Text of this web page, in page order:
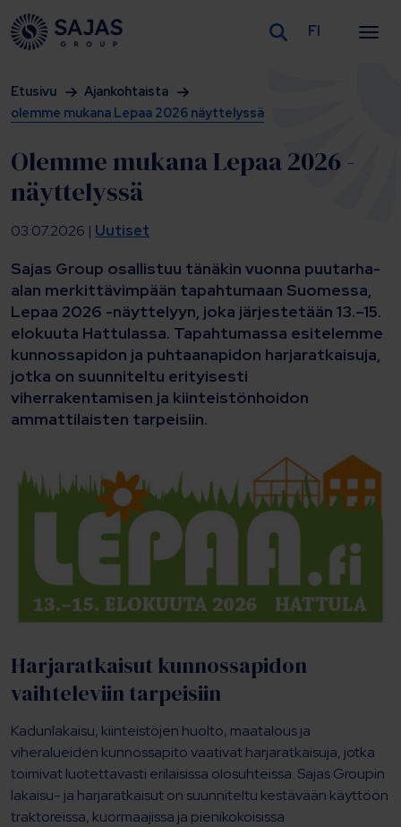
Siirry sisältöön
FI
Etusivu
Ajankohtaista
olemme mukana Lepaa 2026 näyttelyssä
Olemme mukana Lepaa 2026 -
näyttelyssä
03.07.2026 | Uutiset
Sajas Group osallistuu tänäkin vuonna puutarha-
alan merkittävimpään tapahtumaan Suomessa,
Lepaa 2026 -näyttelyyn, joka järjestetään 13.–15.
elokuuta Hattulassa. Tapahtumassa esitelemme
kunnossapidon ja puhtaanapidon harjaratkaisuja,
jotka on suunniteltu erityisesti
viherrakentamisen ja kiinteistönhoidon
ammattilaisten tarpeisiin.
Harjaratkaisut kunnossapidon
vaihteleviin tarpeisiin
Kadunlakaisu, kiinteistöjen huolto, maatalous ja
viheralueiden kunnossapito vaativat harjaratkaisuja, jotka
toimivat luotettavasti erilaisissa olosuhteissa. Sajas Groupin
lakaisu- ja harjaratkaisut on suunniteltu kestävään käyttöön
traktoreissa, kuormaajissa ja pienikokoisissa